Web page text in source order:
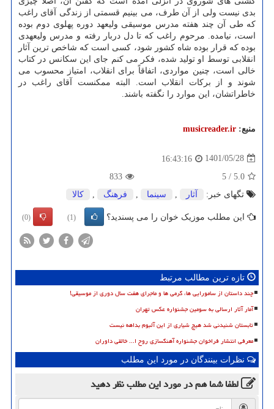
بدی نیست ولی از آن طرف، می بینیم قسمتی از زندگی آقای راغب
که طی آن چند هفته مدرس موسیقی ولیعهد دوره پهلوی دوم بوده
است، نیامده. مرحوم راغب که تا دل دربار رفته و مدرس ولیعهدی
بوده که قرار بوده شاه کشور شود، کسی است که شاخص ترین آثار
انقلابی توسط او تولید شده، فکر می کنم جای این سکانس در کتاب
خالی است، چنین مواردی، اتفاقاً برای انقلاب، امتیاز محسوب می
شوند و از برکات انقلاب است. البته ممکنست آقای راغب در
خاطراتشان، این موارد را نگفته باشند.
منبع: musicreader.ir
1401/05/28
16:43:16
5.0
/
5
833
تگهای خبر:
آثار , سینما , فرهنگ , كالا
این مطلب موزیک خوان را می پسندید؟ (1)
(0)
تازه ترین مطالب مرتبط
چند داستان از سامورایی ها، گرمی ها و ماجرای هفت سال دوری از موسیقی!
آمار آثار ارسالی به سومین جشنواره عکس تهران
تابستان شنیدنی شد هیچ شیاری از این آلبوم بداهه نیست
معرفی انتشار فراخوان جشنواره آهنگسازی روح ا... خالقی داوران
نظرات بینندگان در مورد این مطلب
لطفا شما همدر مورد این مطلبنظر دهید